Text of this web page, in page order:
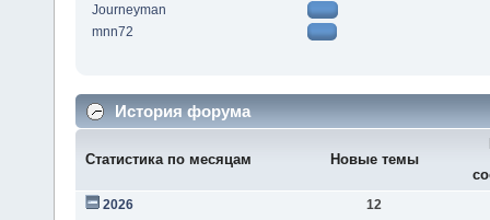
Journeyman
mnn72
История форума
Статистика по месяцам Новые темы
2026
12